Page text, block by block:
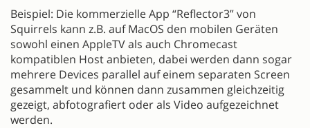
Beispiel: Die kommerzielle App “Reflector3” von
Squirrels kann z.B. auf MacOS den mobilen Geräten
sowohl einen AppleTV als auch Chromecast
kompatiblen Host anbieten, dabei werden dann sogar
mehrere Devices parallel auf einem separaten Screen
gesammelt und können dann zusammen gleichzeitig
gezeigt, abfotografiert oder als Video aufgezeichnet
werden.